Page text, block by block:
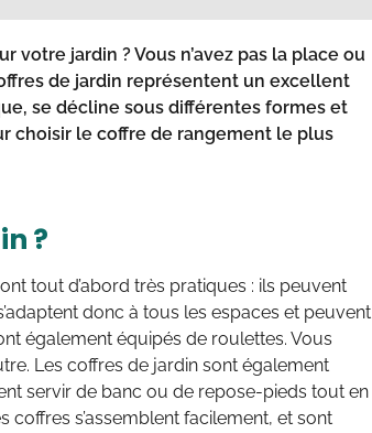
votre jardin ? Vous n’avez pas la place ou
de jardin représentent un excellent
se décline sous différentes formes et
choisir le coffre de rangement le plus
?
tout d’abord très pratiques : ils peuvent
donc à tous les espaces et peuvent
également équipés de roulettes. Vous
Les coffres de jardin sont également
servir de banc ou de repose-pieds tout en
coffres s’assemblent facilement, et sont